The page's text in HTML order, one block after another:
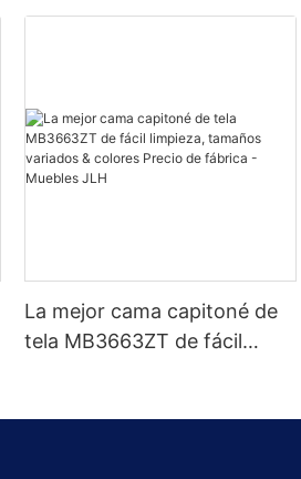
La mejor cama capitoné de
tela MB3663ZT de fácil